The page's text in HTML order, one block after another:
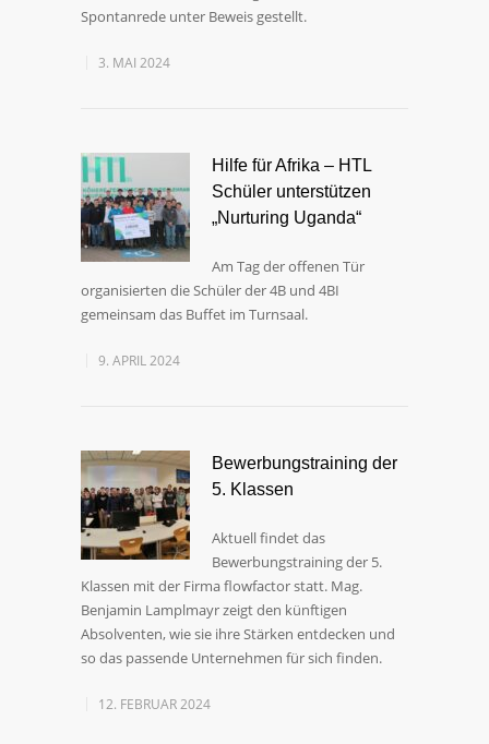
Spontanrede unter Beweis gestellt.
3. MAI 2024
Hilfe für Afrika – HTL
Schüler unterstützen
„Nurturing Uganda“
Am Tag der offenen Tür
organisierten die Schüler der 4B und 4BI
gemeinsam das Buffet im Turnsaal.
9. APRIL 2024
Bewerbungstraining der
5. Klassen
Aktuell findet das
Bewerbungstraining der 5.
Klassen mit der Firma flowfactor statt. Mag.
Benjamin Lamplmayr zeigt den künftigen
Absolventen, wie sie ihre Stärken entdecken und
so das passende Unternehmen für sich finden.
12. FEBRUAR 2024